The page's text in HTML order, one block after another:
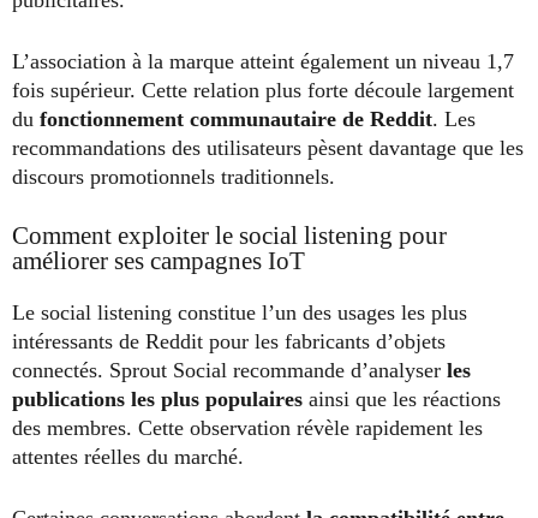
L’association à la marque atteint également un niveau 1,7
fois supérieur. Cette relation plus forte découle largement
du fonctionnement communautaire de Reddit. Les
recommandations des utilisateurs pèsent davantage que les
discours promotionnels traditionnels.
Comment exploiter le social listening pour
améliorer ses campagnes IoT
Le social listening constitue l’un des usages les plus
intéressants de Reddit pour les fabricants d’objets
connectés. Sprout Social recommande d’analyser les
publications les plus populaires ainsi que les réactions
des membres. Cette observation révèle rapidement les
attentes réelles du marché.